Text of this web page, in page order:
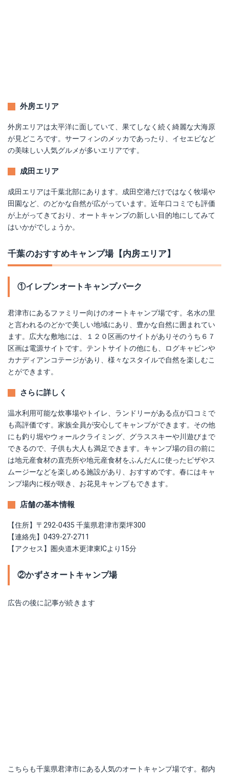
外房エリア
外房エリアは太平洋に面していて、果てしなく続く綺麗な大海原
が見どころです。サーフィンのメッカであったり、イセエビなど
の美味しい人気グルメが多いエリアです。
成田エリア
成田エリアは千葉北部にあります。成田空港だけではなく牧場や
田園など、のどかな自然が広がっています。近年口コミでも評価
が上がってきており、オートキャンプの新しい目的地にしてみて
はいかがでしょうか。
千葉のおすすめキャンプ場【内房エリア】
①イレブンオートキャンプパーク
君津市にあるファミリー向けのオートキャンプ場です。名水の里
と言われるのどかで美しい地域にあり、豊かな自然に囲まれてい
ます。広大な敷地には、１２０区画のサイトがありそのうち６７
区画は電源サイトです。テントサイトの他にも、ログキャビンや
カナディアンコテージがあり、様々なスタイルで自然を楽しむこ
とができます。
さらに詳しく
温水利用可能な炊事場やトイレ、ランドリーがある点が口コミで
も高評価です。家族全員が安心してキャンプができます。その他
にも釣り堀やウォールクライミング、グラススキーや川遊びまで
できるので、子供も大人も満足できます。キャンプ場の目の前に
は地元産食材の直売所や地元産食材をふんだんに使ったピザやス
ムージーなどを楽しめる施設があり、おすすめです。春にはキャ
ンプ場内に桜が咲き、お花見キャンプもできます。
店舗の基本情報
【住所】〒292-0435 千葉県君津市栗坪300
【連絡先】0439-27-2711
【アクセス】圏央道木更津東ICより15分
②かずさオートキャンプ場
広告の後に記事が続きます
こちらも千葉県君津市にある人気のオートキャンプ場です。都内